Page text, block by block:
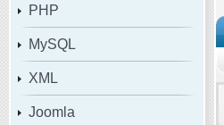
PHP
MySQL
XML
Joomla